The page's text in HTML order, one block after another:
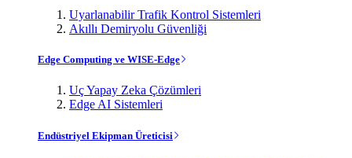
Uyarlanabilir Trafik Kontrol Sistemleri
Akıllı Demiryolu Güvenliği
Edge Computing ve WISE-Edge
Uç Yapay Zeka Çözümleri
Edge AI Sistemleri
Endüstriyel Ekipman Üreticisi